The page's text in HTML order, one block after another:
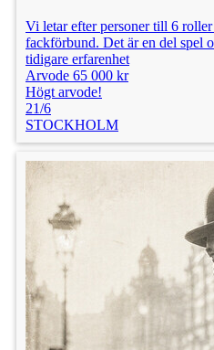
Vi letar efter personer till 6
fackförbund. Det är en del spel
tidigare erfarenhet
Arvode 65 000 kr
Högt arvode!
21/6
STOCKHOLM